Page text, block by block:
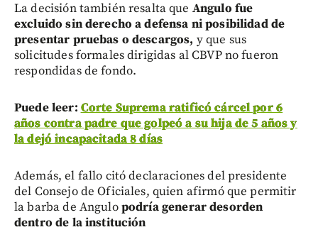
La decisión también resalta que Angulo fue
excluido sin derecho a defensa ni posibilidad de
presentar pruebas o descargos, y que sus
solicitudes formales dirigidas al CBVP no fueron
respondidas de fondo.
Puede leer: Corte Suprema ratificó cárcel por 6
años contra padre que golpeó a su hija de 5 años y
la dejó incapacitada 8 días
Además, el fallo citó declaraciones del presidente
del Consejo de Oficiales, quien afirmó que permitir
la barba de Angulopodría generar desorden
dentro de la institución